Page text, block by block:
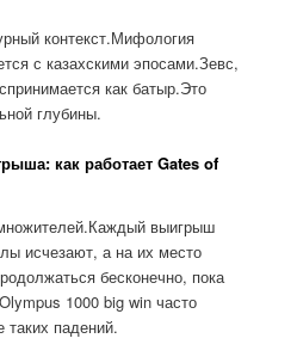
контекст.Мифология
с казахскими эпосами.Зевс,
как батыр.Это
глубины.
как работает Gates of
выигрыш
исчезают, а на их место
бесконечно, пока
1000 big win часто
таких падений.